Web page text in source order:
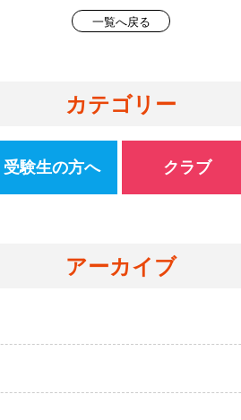
一覧へ戻る
カテゴリー
受験生の方へ クラブ
アーカイブ